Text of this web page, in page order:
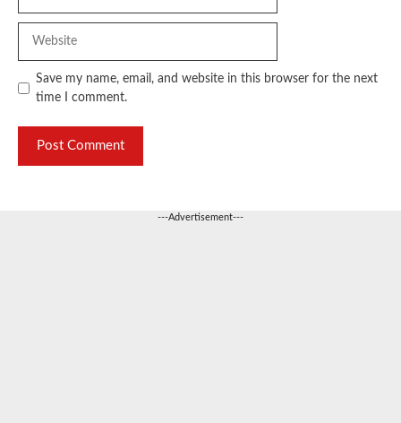
Save my name, email, and website in this browser for the next
time I comment.
---Advertisement---